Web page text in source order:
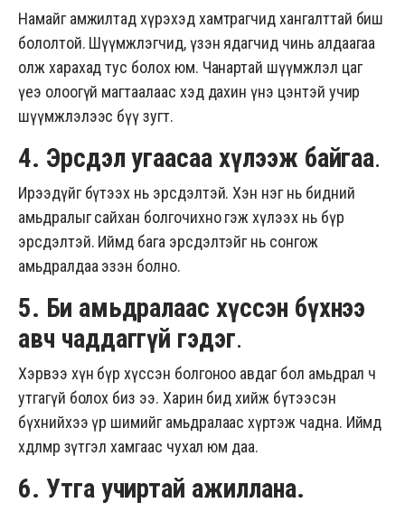
Намайг амжилтад хүрэхэд хамтрагчид хангалттай биш
бололтой. Шүүмжлэгчид, үзэн ядагчид чинь алдаагаа
олж харахад тус болох юм. Чанартай шүүмжлэл цаг
үеэ олоогүй магтаалаас хэд дахин үнэ цэнтэй учир
шүүмжлэлээс бүү зугт.
4. Эрсдэл угаасаа хүлээж байгаа.
Ирээдүйг бүтээх нь эрсдэлтэй. Хэн нэг нь бидний
амьдралыг сайхан болгочихно гэж хүлээх нь бүр
эрсдэлтэй. Иймд бага эрсдэлтэйг нь сонгож
амьдралдаа эзэн болно.
5. Би амьдралаас хүссэн бүхнээ
авч чаддаггүй гэдэг.
Хэрвээ хүн бүр хүссэн болгоноо авдаг бол амьдрал ч
утгагүй болох биз ээ. Харин бид хийж бүтээсэн
бүхнийхээ үр шимийг амьдралаас хүртэж чадна. Иймд
хөдөлмөр зүтгэл хамгаас чухал юм даа.
6. Утга учиртай ажиллана.